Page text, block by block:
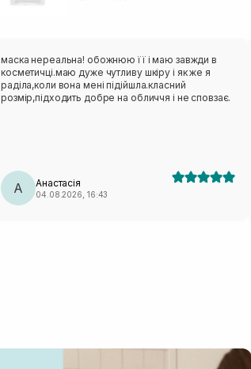
маска нереальна! обожнюю її і маю завжди в
косметичці.маю дуже чутливу шкіру і як же я
раділа,коли вона мені підійшла.класний
розмір,підходить добре на обличчя і не сповзає.
А Анастасія
04.08.2026, 16:43